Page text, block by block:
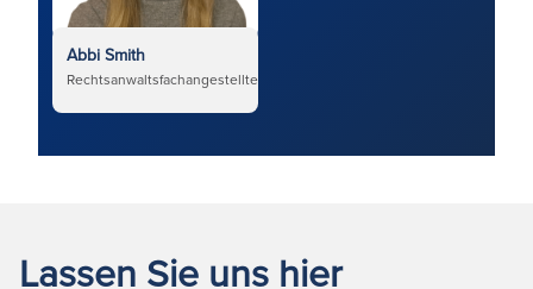
Abbi Smith
Rechtsanwaltsfachangestellte
Lassen Sie uns hier